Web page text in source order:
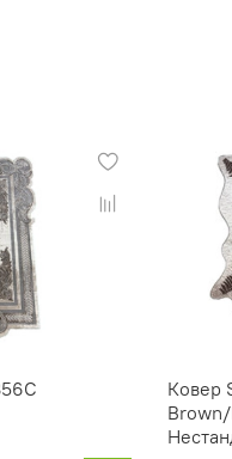
Ковер